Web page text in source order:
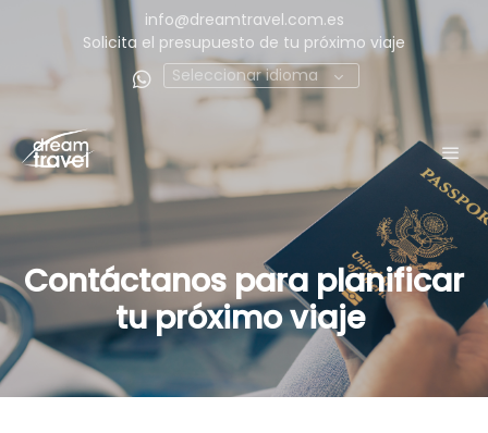
info@dreamtravel.com.es
Solicita el presupuesto de tu próximo viaje
Seleccionar idioma
Contáctanos para planificar
tu próximo viaje